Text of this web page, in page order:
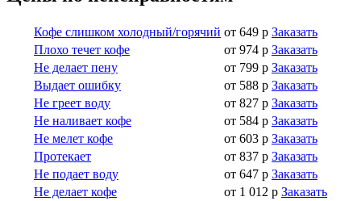
Кофе слишком холодный/горячий от 649 р Заказать
Плохо течет кофе
от 974 р Заказать
Не делает пену
от 799 р Заказать
Выдает ошибку
от 588 р Заказать
Не греет воду
от 827 р Заказать
Не наливает кофе
от 584 р Заказать
Не мелет кофе
от 603 р Заказать
Протекает
от 837 р Заказать
Не подает воду
от 647 р Заказать
Не делает кофе
от 1 012 р Заказать